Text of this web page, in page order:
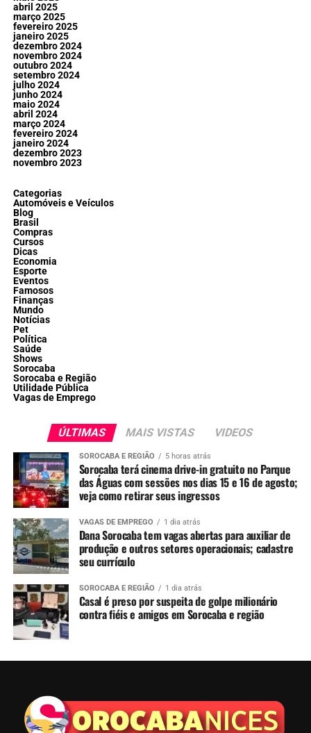
abril 2025
março 2025
fevereiro 2025
janeiro 2025
dezembro 2024
novembro 2024
outubro 2024
setembro 2024
julho 2024
junho 2024
maio 2024
abril 2024
março 2024
fevereiro 2024
janeiro 2024
dezembro 2023
novembro 2023
Categorias
Automóveis e Veículos
Blog
Brasil
Compras
Cursos
Dicas
Economia
Esporte
Eventos
Famosos
Finanças
Mundo
Notícias
Pet
Política
Saúde
Shows
Sorocaba
Sorocaba e Região
Utilidade Pública
Vagas de Emprego
ÚLTIMAS MAIS VISTAS VIDEOS
SOROCABA E REGIÃO 5 horas atrás
Sorocaba terá cinema drive-in gratuito no Parque
das Águas com sessões nos dias 15 e 16 de agosto;
veja como retirar seus ingressos
VAGAS DE EMPREGO 1 dia atrás
Dana Sorocaba tem vagas abertas para auxiliar de
produção e outros setores operacionais; cadastre
seu currículo
SOROCABA E REGIÃO 1 dia atrás
Casal é preso por suspeita de golpe milionário
contra fiéis e amigos em Sorocaba e região